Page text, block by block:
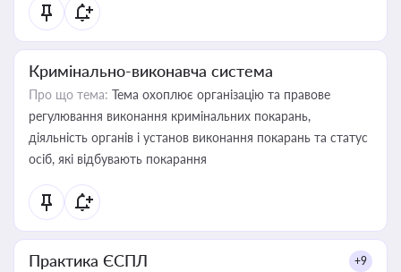
Кримінально-виконавча система
Про що тема: Тема охоплює організацію та правове
регулювання виконання кримінальних покарань,
діяльність органів і установ виконання покарань та статус
осіб, які відбувають покарання
Практика ЄСПЛ +9